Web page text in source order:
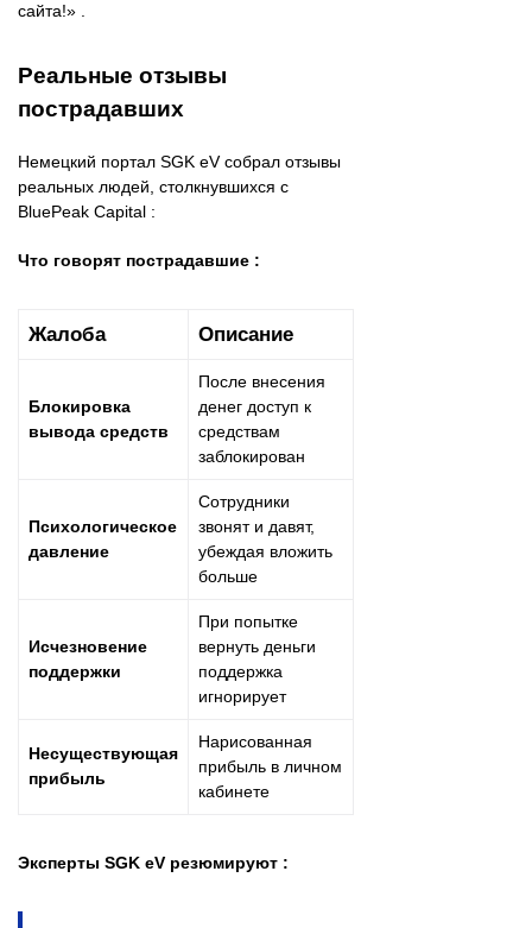
сайта!» .
Реальные отзывы
пострадавших
Немецкий портал SGK eV собрал отзывы
реальных людей, столкнувшихся с
BluePeak Capital :
Что говорят пострадавшие :
Жалоба Описание
Блокировка
вывода средств
После внесения
денег доступ к
средствам
заблокирован
Психологическое
давление
Сотрудники
звонят и давят,
убеждая вложить
больше
Исчезновение
поддержки
При попытке
вернуть деньги
поддержка
игнорирует
Несуществующая
прибыль
Нарисованная
прибыль в личном
кабинете
Эксперты SGK eV резюмируют :